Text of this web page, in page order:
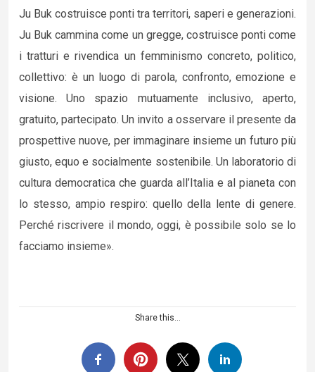
Ju Buk costruisce ponti tra territori, saperi e generazioni.
Ju Buk cammina come un gregge, costruisce ponti come
i tratturi e rivendica un femminismo concreto, politico,
collettivo: è un luogo di parola, confronto, emozione e
visione. Uno spazio mutuamente inclusivo, aperto,
gratuito, partecipato. Un invito a osservare il presente da
prospettive nuove, per immaginare insieme un futuro più
giusto, equo e socialmente sostenibile. Un laboratorio di
cultura democratica che guarda all’Italia e al pianeta con
lo stesso, ampio respiro: quello della lente di genere.
Perché riscrivere il mondo, oggi, è possibile solo se lo
facciamo insieme».
Share this...